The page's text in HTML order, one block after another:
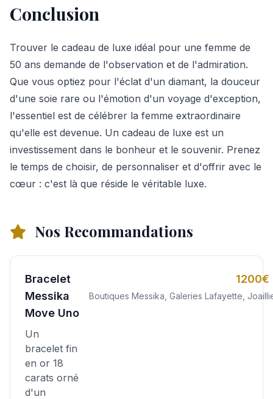
Conclusion
Trouver le cadeau de luxe idéal pour une femme de
50 ans demande de l'observation et de l'admiration.
Que vous optiez pour l'éclat d'un diamant, la douceur
d'une soie rare ou l'émotion d'un voyage d'exception,
l'essentiel est de célébrer la femme extraordinaire
qu'elle est devenue. Un cadeau de luxe est un
investissement dans le bonheur et le souvenir. Prenez
le temps de choisir, de personnaliser et d'offrir avec le
cœur : c'est là que réside le véritable luxe.
Nos Recommandations
Bracelet
Messika
Move Uno
Un
bracelet fin
en or 18
carats orné
d'un
1200€
Boutiques Messika, Galeries Lafayette,